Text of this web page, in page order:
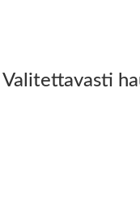
Valitettavasti